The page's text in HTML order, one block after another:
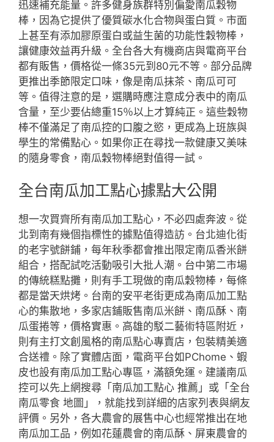
迅速補充能量。許多健身族群特別偏愛南瓜穀物
棒，因為它提供了優質碳水化合物與蛋白質。市面
上甚至有添加膠原蛋白或益生菌的功能性穀物棒，
讓健康效益再升級。全台各大有機商店與電商平台
都有販售，價格從一條35元到80元不等。部分品牌
更推出季節限定口味，像是南瓜抹茶、南瓜可可
等。值得注意的是，選購時應注意成分表中的南瓜
含量，至少要佔總重15％以上才算純正。這些穀物
棒不僅滿足了南瓜控的口腹之慾，更成為上班族與
學生的常備點心。如果你正在尋找一款健康又美味
的隨身零食，南瓜穀物棒絕對值得一試。
全台南瓜加工點心據點大公開
想一次買齊所有南瓜加工點心，不必四處奔波。從
北到南有幾個指標性的據點值得造訪。台北迪化街
的老字號餅鋪，每年秋季都會推出限定南瓜香米餅
組合，搭配試吃活動吸引大批人潮。台中第二市場
的傳統糕點攤，則有手工現做的南瓜穀物棒，每條
都是當天烘烤。台南的安平老街更成為南瓜加工點
心的集散地，多家店鋪販售南瓜米餅、南瓜酥、南
瓜蛋捲等，價格實惠。高雄的駁二藝術特區附近，
則有主打文創風格的南瓜點心專賣店，包裝精美適
合送禮。除了實體店面，電商平台如PChome、蝦
皮也設有南瓜加工點心專區，滿額免運。建議南瓜
控可以先上網搜尋「南瓜加工點心 推薦」或「全台
南瓜零食 地圖」，就能找到詳細的店家列表與網友
評價。另外，各大農會的展售中心也經常推出在地
南瓜加工品，例如花蓮農會的南瓜酥、屏東農會的